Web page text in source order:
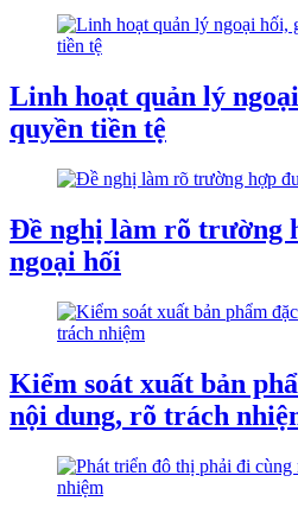
Linh hoạt quản lý
quyền tiền tệ
Đề nghị làm rõ trường
ngoại hối
Kiểm soát xuất bản
nội dung, rõ trách